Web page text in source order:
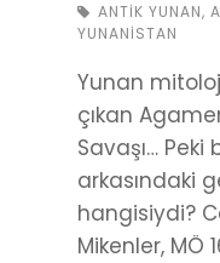
ANTIK YUNAN,
YUNANISTAN
Yunan
çıkan
Savaşı…
arkasındaki
hangisiydi?
Mikenler, MÖ